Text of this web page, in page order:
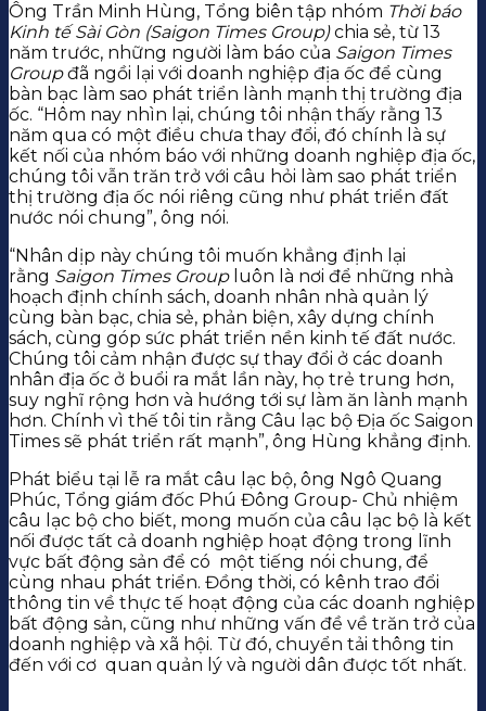
Ông Trần Minh Hùng, Tổng biên tập nhóm Thời báo
Kinh tế Sài Gòn (Saigon Times Group)chia sẻ, từ 13
năm trước, những người làm báo của Saigon Times
Groupđã ngồi lại với doanh nghiệp địa ốc để cùng
bàn bạc làm sao phát triển lành mạnh thị trường địa
ốc. “Hôm nay nhìn lại, chúng tôi nhận thấy rằng 13
năm qua có một điều chưa thay đổi, đó chính là sự
kết nối của nhóm báo với những doanh nghiệp địa ốc,
chúng tôi vẫn trăn trở với câu hỏi làm sao phát triển
thị trường địa ốc nói riêng cũng như phát triển đất
nước nói chung”, ông nói.
“Nhân dịp này chúng tôi muốn khẳng định lại
rằng Saigon Times Groupluôn là nơi để những nhà
hoạch định chính sách, doanh nhân nhà quản lý
cùng bàn bạc, chia sẻ, phản biện, xây dựng chính
sách, cùng góp sức phát triển nền kinh tế đất nước.
Chúng tôi cảm nhận được sự thay đổi ở các doanh
nhân địa ốc ở buổi ra mắt lần này, họ trẻ trung hơn,
suy nghĩ rộng hơn và hướng tới sự làm ăn lành mạnh
hơn. Chính vì thế tôi tin rằng Câu lạc bộ Địa ốc Saigon
Times sẽ phát triển rất mạnh”, ông Hùng khẳng định.
Phát biểu tại lễ ra mắt câu lạc bộ, ông Ngô Quang
Phúc, Tổng giám đốc Phú Đông Group- Chủ nhiệm
câu lạc bộ cho biết, mong muốn của câu lạc bộ là kết
nối được tất cả doanh nghiệp hoạt động trong lĩnh
vực bất động sản để có một tiếng nói chung, để
cùng nhau phát triển. Đồng thời, có kênh trao đổi
thông tin về thực tế hoạt động của các doanh nghiệp
bất động sản, cũng như những vấn đề về trăn trở của
doanh nghiệp và xã hội. Từ đó, chuyển tải thông tin
đến với cơ quan quản lý và người dân được tốt nhất.